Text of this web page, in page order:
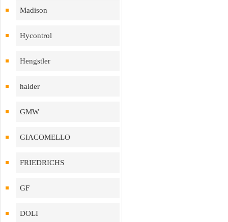
Madison
Hycontrol
Hengstler
halder
GMW
GIACOMELLO
FRIEDRICHS
GF
DOLI